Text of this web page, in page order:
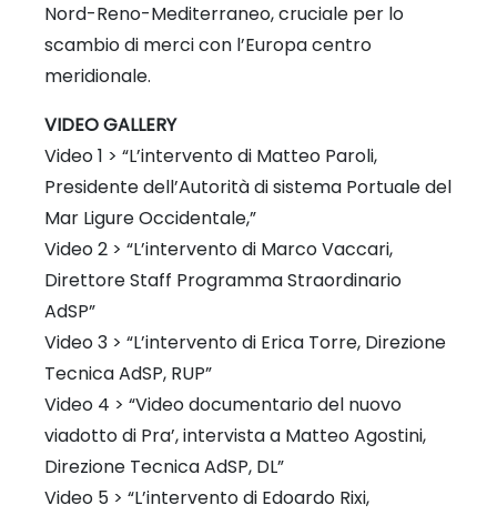
Nord-Reno-Mediterraneo, cruciale per lo
scambio di merci con l’Europa centro
meridionale.
VIDEO GALLERY
Video 1 > “L’intervento di Matteo Paroli,
Presidente dell’Autorità di sistema Portuale del
Mar Ligure Occidentale,”
Video 2 > “L’intervento di Marco Vaccari,
Direttore Staff Programma Straordinario
AdSP”
Video 3 > “L’intervento di Erica Torre, Direzione
Tecnica AdSP, RUP”
Video 4 > “Video documentario del nuovo
viadotto di Pra’, intervista a Matteo Agostini,
Direzione Tecnica AdSP, DL”
Video 5 > “L’intervento di Edoardo Rixi,